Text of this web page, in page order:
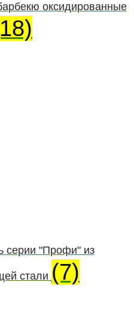
оксидированные
серии "Профи" из
стали (7)